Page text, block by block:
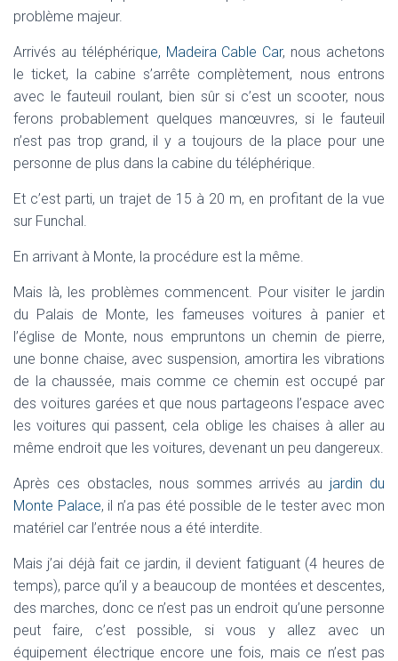
problème majeur.
Arrivés au téléphérique, Madeira Cable Car, nous achetons
le ticket, la cabine s’arrête complètement, nous entrons
avec le fauteuil roulant, bien sûr si c’est un scooter, nous
ferons probablement quelques manœuvres, si le fauteuil
n’est pas trop grand, il y a toujours de la place pour une
personne de plus dans la cabine du téléphérique.
Et c’est parti, un trajet de 15 à 20 m, en profitant de la vue
sur Funchal.
En arrivant à Monte, la procédure est la même.
Mais là, les problèmes commencent. Pour visiter le jardin
du Palais de Monte, les fameuses voitures à panier et
l’église de Monte, nous empruntons un chemin de pierre,
une bonne chaise, avec suspension, amortira les vibrations
de la chaussée, mais comme ce chemin est occupé par
des voitures garées et que nous partageons l’espace avec
les voitures qui passent, cela oblige les chaises à aller au
même endroit que les voitures, devenant un peu dangereux.
Après ces obstacles, nous sommes arrivés au jardin du
Monte Palace, il n’a pas été possible de le tester avec mon
matériel car l’entrée nous a été interdite.
Mais j’ai déjà fait ce jardin, il devient fatiguant (4 heures de
temps), parce qu’il y a beaucoup de montées et descentes,
des marches, donc ce n’est pas un endroit qu’une personne
peut faire, c’est possible, si vous y allez avec un
équipement électrique encore une fois, mais ce n’est pas